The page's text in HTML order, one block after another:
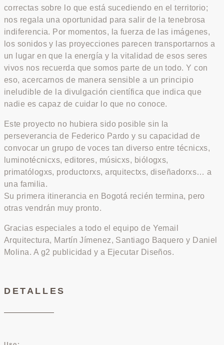
correctas sobre lo que está sucediendo en el territorio;
nos regala una oportunidad para salir de la tenebrosa
indiferencia. Por momentos, la fuerza de las imágenes,
los sonidos y las proyecciones parecen transportarnos a
un lugar en que la energía y la vitalidad de esos seres
vivos nos recuerda que somos parte de un todo. Y con
eso, acercarnos de manera sensible a un principio
ineludible de la divulgación científica que indica que
nadie es capaz de cuidar lo que no conoce.
Este proyecto no hubiera sido posible sin la
perseverancia de Federico Pardo y su capacidad de
convocar un grupo de voces tan diverso entre técnicxs,
luminotécnicxs, editores, músicxs, biólogxs,
primatólogxs, productorxs, arquitectxs, diseñadorxs… a
una familia.
Su primera itinerancia en Bogotá recién termina, pero
otras vendrán muy pronto.
Gracias especiales a todo el equipo de Yemail
Arquitectura, Martín Jímenez, Santiago Baquero y Daniel
Molina. A g2 publicidad y a Ejecutar Diseños.
DETALLES